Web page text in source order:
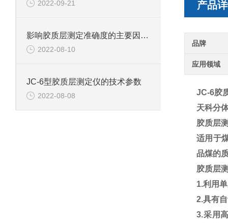
产品
品牌
应用领域
JC-6胶
天科分
胶质层
适用于
品煤的
胶质层
1.利用
2.具有
3.采用
2022-09-21
影响胶质层测定准确度的主要因素有哪些
2022-08-10
JC-6型胶质层测定仪的技术参数
2022-08-08